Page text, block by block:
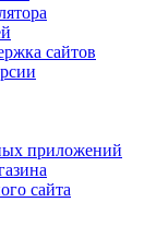
сайтов
приложений
сайта